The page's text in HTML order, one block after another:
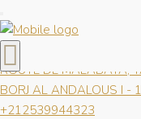
Contactez-nous
Bureau de Tanger
ROUTE DE MALABATA,
BORJ AL ANDALOUS I -
+212539944323